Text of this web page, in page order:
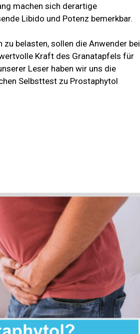
machen sich derartige
Libido und Potenz bemerkbar.
belasten, sollen die Anwender bei
Kraft des Granatapfels für
Leser haben wir uns die
Selbsttest zu Prostaphytol